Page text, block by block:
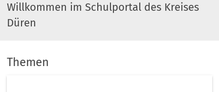
Willkommen im Schulportal des Kreises
Düren
Themen